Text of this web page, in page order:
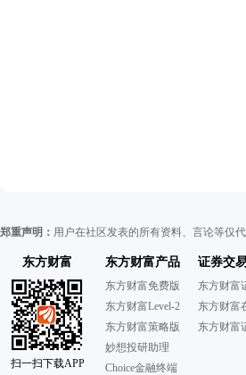
郑重声明： 用户在社区发表的所有资料、言论等仅
东方财富
扫一扫下载APP
东方财富产品
东方财富免费版
东方财富Level-2
东方财富策略版
妙想投研助理
Choice金融终端
证券交
东方财富
东方财富
东方财富